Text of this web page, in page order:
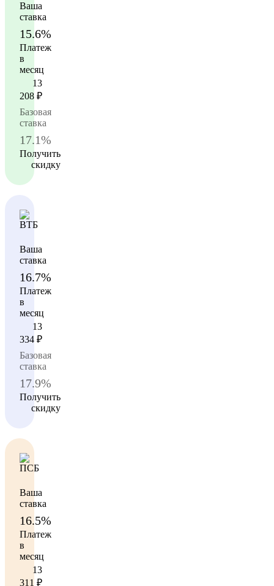
Ваша
ставка
15.6%
Платеж
в
месяц
13
208 ₽
Базовая
ставка
17.1%
Получить
скидку
Ваша
ставка
16.7%
Платеж
в
месяц
13
334 ₽
Базовая
ставка
17.9%
Получить
скидку
Ваша
ставка
16.5%
Платеж
в
месяц
13
311 ₽